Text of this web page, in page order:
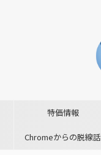
特価情報
Chromeからの脱線話